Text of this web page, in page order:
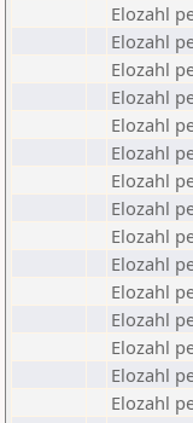
Elozahl
Elozahl
Elozahl
Elozahl
Elozahl
Elozahl
Elozahl
Elozahl
Elozahl
Elozahl
Elozahl
Elozahl
Elozahl
Elozahl
Elozahl